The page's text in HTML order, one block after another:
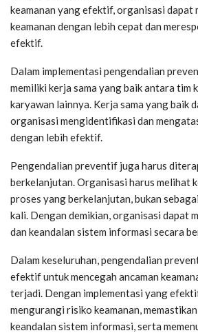
keamanan yang efektif, organisasi dapat
keamanan dengan lebih cepat dan
efektif.
Dalam implementasi pengendalian
memiliki kerja sama yang baik antara tim
karyawan lainnya. Kerja sama yang baik
organisasi mengidentifikasi dan
dengan lebih efektif.
Pengendalian preventif juga harus
berkelanjutan. Organisasi harus melihat
proses yang berkelanjutan, bukan
kali. Dengan demikian, organisasi dapat
dan keandalan sistem informasi secara
Dalam keseluruhan, pengendalian
efektif untuk mencegah ancaman
terjadi. Dengan implementasi yang
mengurangi risiko keamanan,
keandalan sistem informasi, serta